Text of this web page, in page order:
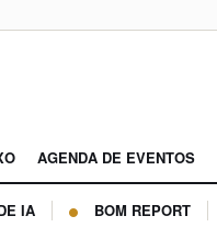
AGENDA DE EVENTOS
IA BOM REPORT